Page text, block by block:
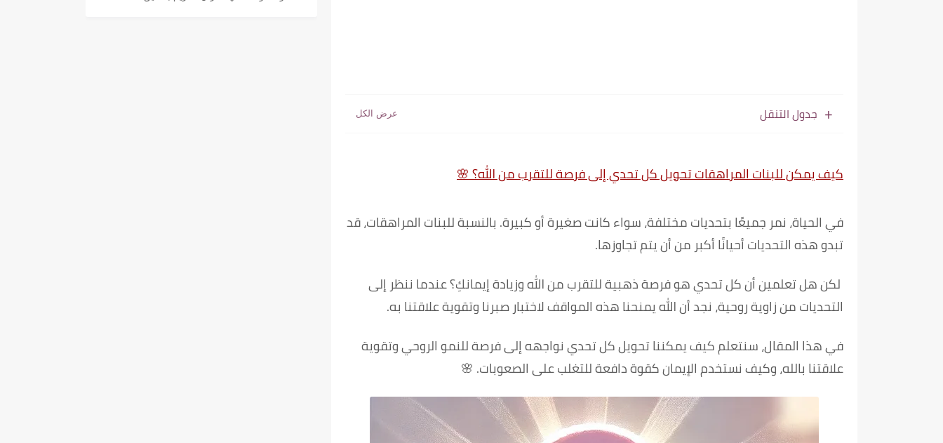
جدول التنقل
كيف يمكن للبنات المراهقات تحويل كل تحدي إلى فرصة للتقرب من الله؟🌸
في الحياة، نمر جميعًا بتحديات مختلفة، سواء كانت صغيرة أو كبيرة. بالنسبة للبنات المراهقات، قد
تبدو هذه التحديات أحيانًا أكبر من أن يتم تجاوزها.
لكن هل تعلمين أن كل تحدي هو فرصة ذهبية للتقرب من الله وزيادة إيمانكِ؟ عندما ننظر إلى
التحديات من زاوية روحية، نجد أن الله يمنحنا هذه المواقف لاختبار صبرنا وتقوية علاقتنا به.
في هذا المقال، سنتعلم كيف يمكننا تحويل كل تحدي نواجهه إلى فرصة للنمو الروحي وتقوية
علاقتنا بالله، وكيف نستخدم الإيمان كقوة دافعة للتغلب على الصعوبات. 🌸